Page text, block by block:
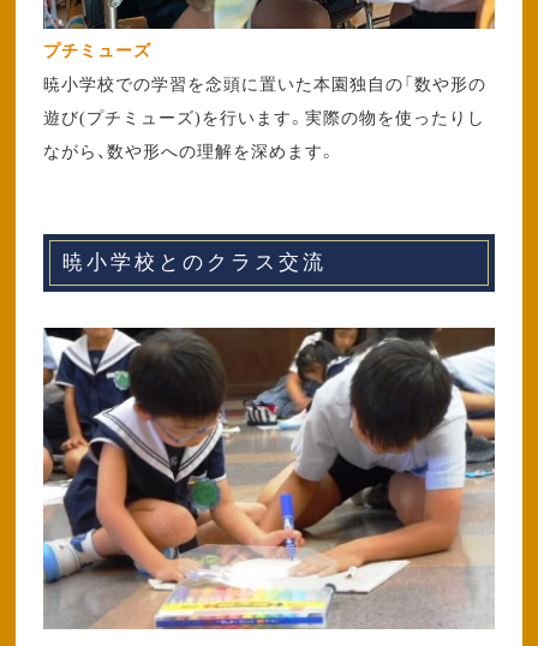
プチミューズ
暁小学校での学習を念頭に置いた本園独自の「数や形の
遊び(プチミューズ)を行います。実際の物を使ったりし
ながら、数や形への理解を深めます。
暁小学校とのクラス交流